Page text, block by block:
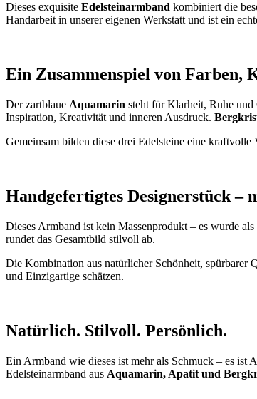
Dieses exquisite Edelsteinarmband kombiniert die
Handarbeit in unserer eigenen Werkstatt und ist ein
Ein Zusammenspiel von Farben,
Der zartblaue Aquamarin steht für Klarheit, Ruhe
Inspiration, Kreativität und inneren Ausdruck.
Gemeinsam bilden diese drei Edelsteine eine
Handgefertigtes Designerstück –
Dieses Armband ist kein Massenprodukt – es wurde
rundet das Gesamtbild stilvoll ab.
Die Kombination aus natürlicher Schönheit, spürbarer
und Einzigartige schätzen.
Natürlich. Stilvoll. Persönlich.
Ein Armband wie dieses ist mehr als Schmuck – es ist
Edelsteinarmband aus Aquamarin, Apatit und